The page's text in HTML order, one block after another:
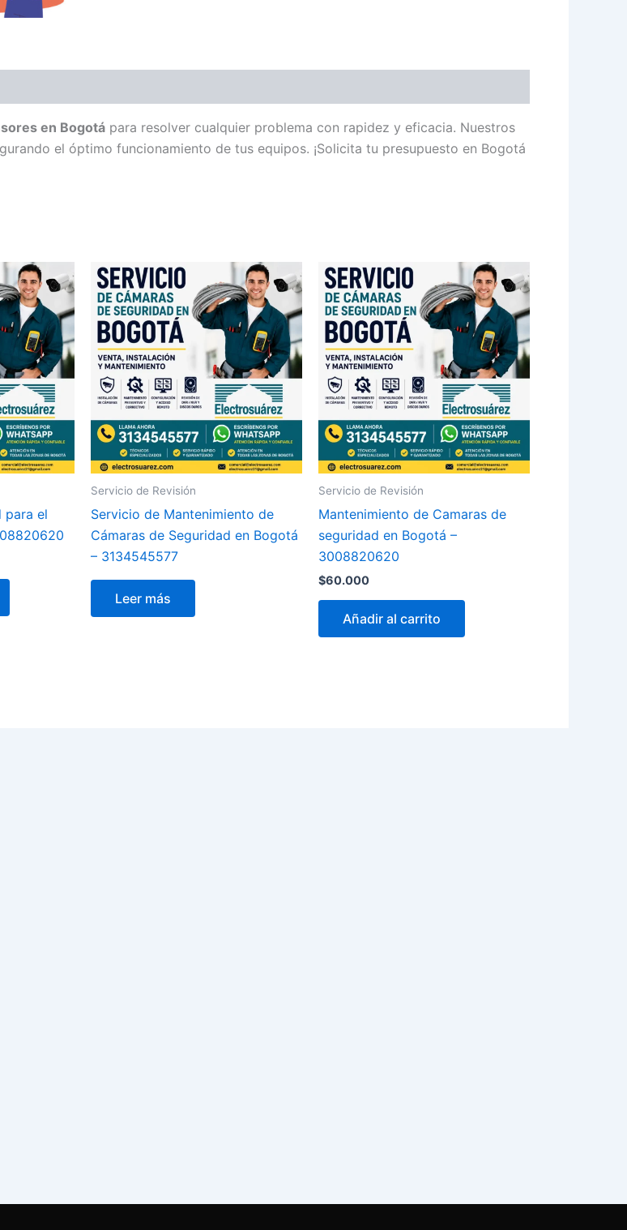
en Bogotá para resolver cualquier problema con rapidez y eficacia. Nuestros
el óptimo funcionamiento de tus equipos. ¡Solicita tu presupuesto en Bogotá
para el
Servicio de Revisión
Servicio de Mantenimiento de
Cámaras de Seguridad en Bogotá
– 3134545577
Leer más
Servicio de Revisión
Mantenimiento de Camaras de
seguridad en Bogotá –
3008820620
$60.000
Añadir al carrito